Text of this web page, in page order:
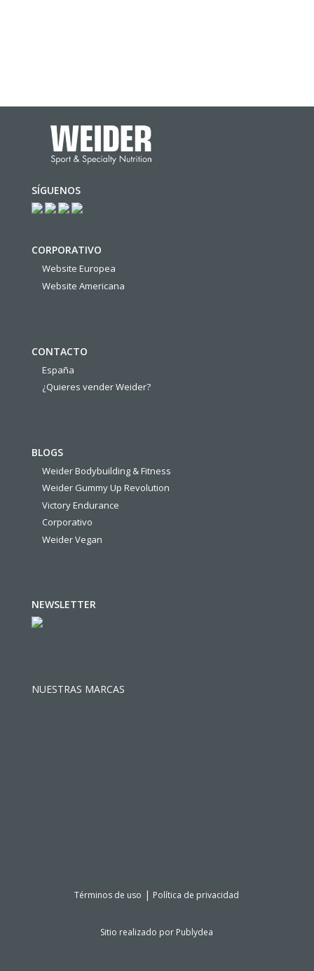
SÍGUENOS
CORPORATIVO
Website Europea
Website Americana
CONTACTO
España
¿Quieres vender Weider?
BLOGS
Weider Bodybuilding & Fitness
Weider Gummy Up Revolution
Victory Endurance
Corporativo
Weider Vegan
NEWSLETTER
NUESTRAS MARCAS
Términos de uso | Política de privacidad
Sitio realizado por Publydea